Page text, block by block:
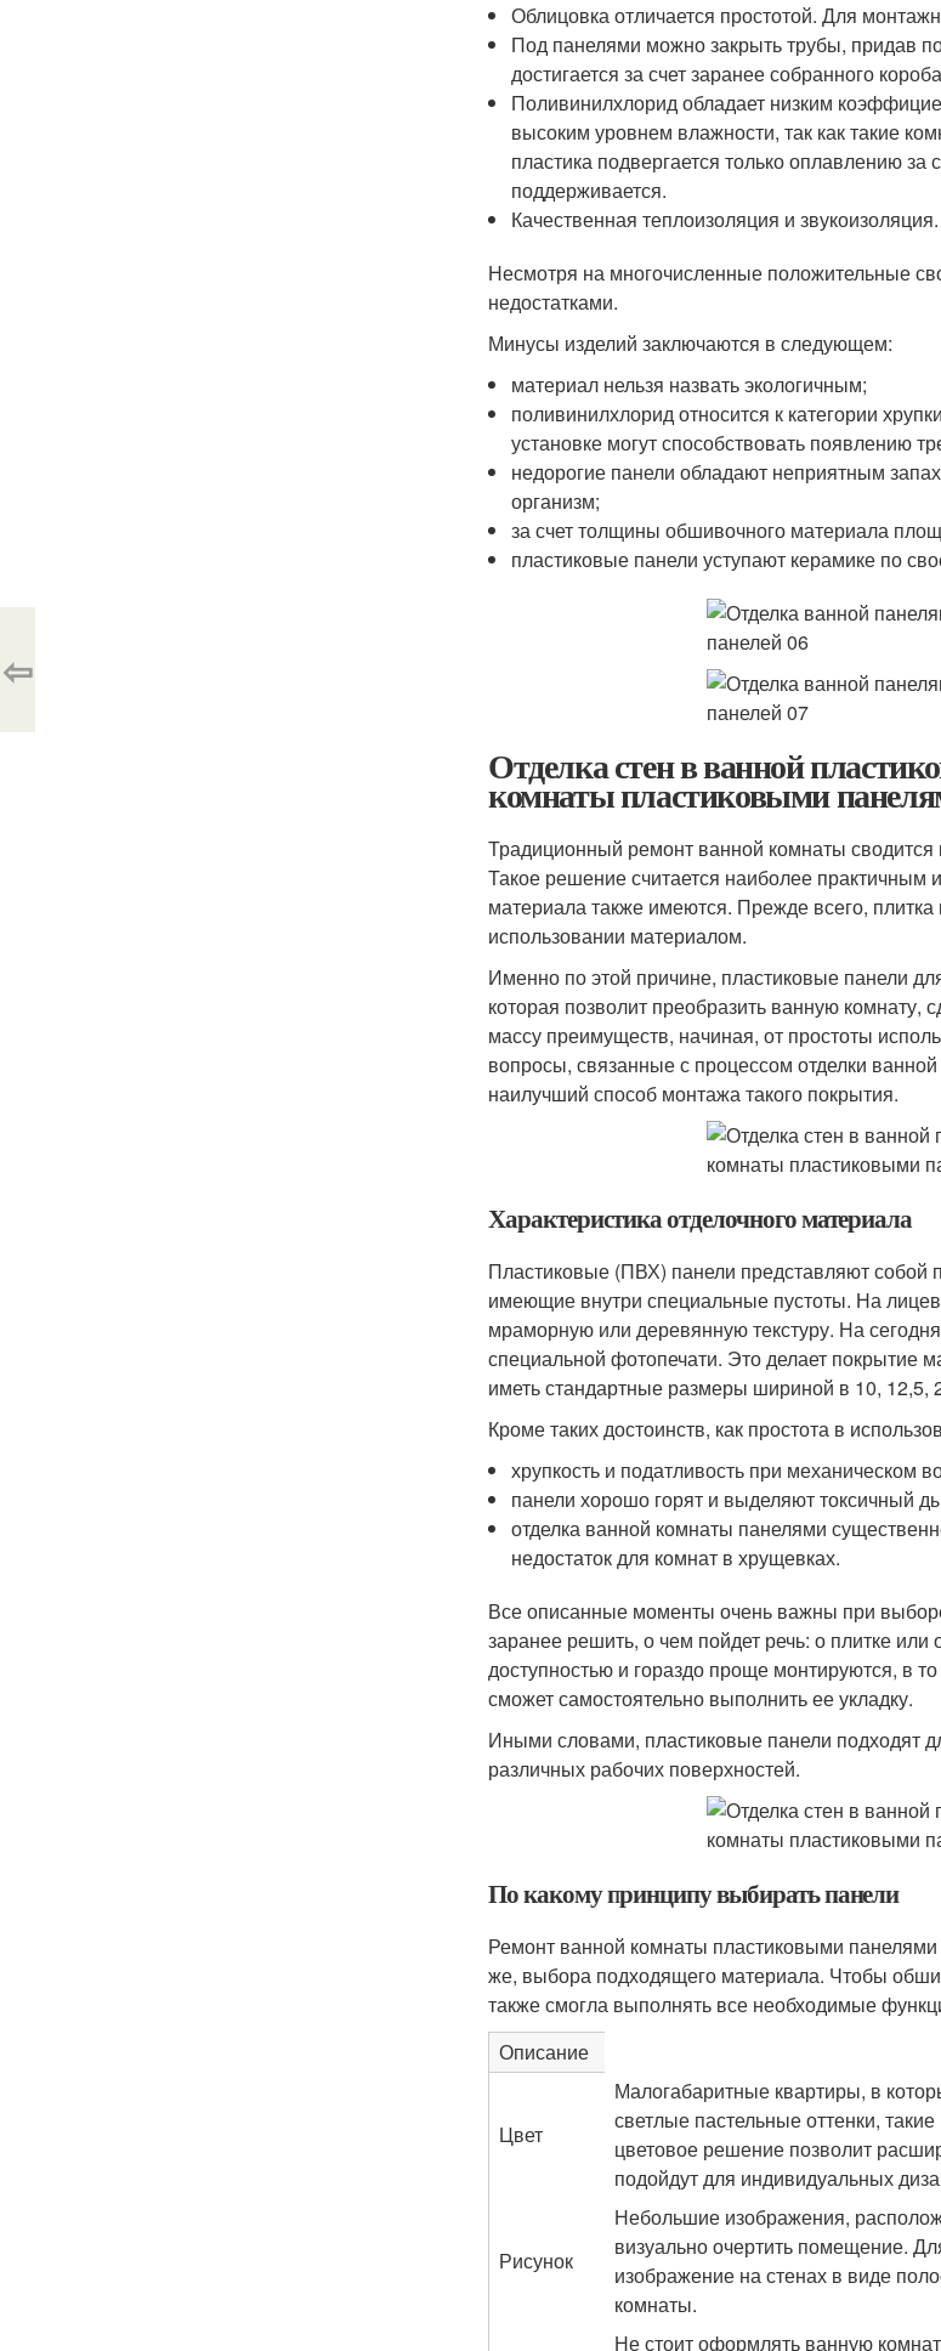
Облицовка отличается простотой. Для
Под панелями можно закрыть трубы, придав
достигается за счет заранее собранного
Поливинилхлорид обладает низким
высоким уровнем влажности, так как такие
пластика подвергается только оплавлению
поддерживается.
Качественная теплоизоляция и звукоизоляция.
Несмотря на многочисленные положительные
недостатками.
Минусы изделий заключаются в следующем:
материал нельзя назвать экологичным;
поливинилхлорид относится к категории
установке могут способствовать появлению
недорогие панели обладают неприятным
организм;
за счет толщины обшивочного материала
пластиковые панели уступают керамике по
Отделка стен в ванной
комнаты пластиковыми
Традиционный ремонт ванной комнаты
Такое решение считается наиболее практичным
материала также имеются. Прежде всего,
использовании материалом.
Именно по этой причине, пластиковые панели
которая позволит преобразить ванную комнату,
массу преимуществ, начиная, от простоты
вопросы, связанные с процессом отделки
наилучший способ монтажа такого покрытия.
Характеристика отделочного материала
Пластиковые (ПВХ) панели представляют собой
имеющие внутри специальные пустоты. На
мраморную или деревянную текстуру. На
специальной фотопечати. Это делает
иметь стандартные размеры шириной в 10, 12,5,
Кроме таких достоинств, как простота в
хрупкость и податливость при механическом
панели хорошо горят и выделяют токсичный
отделка ванной комнаты панелями
недостаток для комнат в хрущевках.
Все описанные моменты очень важны при
заранее решить, о чем пойдет речь: о плитке
доступностью и гораздо проще монтируются, в
сможет самостоятельно выполнить ее укладку.
Иными словами, пластиковые панели подходят
различных рабочих поверхностей.
По какому принципу выбирать панели
Ремонт ванной комнаты пластиковыми панелями
же, выбора подходящего материала. Чтобы
также смогла выполнять все необходимые
Описание
Цвет
Малогабаритные квартиры, в
светлые пастельные оттенки,
цветовое решение позволит
подойдут для индивидуальных
Рисунок
Небольшие изображения,
визуально очертить помещение.
изображение на стенах в виде
комнаты.
Не стоит оформлять ванную
⇦